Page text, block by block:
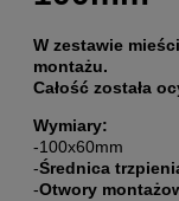
W zestawie
montażu.
Całość została
Wymiary:
-100x60mm
-Średnica
-Otwory